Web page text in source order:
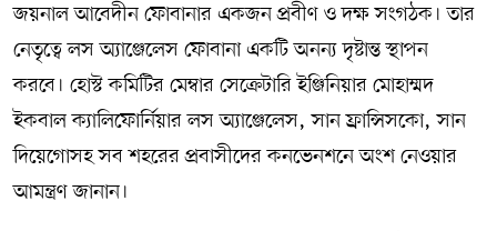
জয়নাল আবেদীন ফোবানার একজন প্রবীণ ও দক্ষ সংগঠক। তার
নেতৃত্বে লস অ্যাঞ্জেলেস ফোবানা একটি অনন্য দৃষ্টান্ত স্থাপন
করবে। হোস্ট কমিটির মেম্বার সেক্রেটারি ইঞ্জিনিয়ার মোহাম্মদ
ইকবাল ক্যালিফোর্নিয়ার লস অ্যাঞ্জেলেস, সান ফ্রান্সিসকো, সান
দিয়েগোসহ সব শহরের প্রবাসীদের কনভেনশনে অংশ নেওয়ার
আমন্ত্রণ জানান।